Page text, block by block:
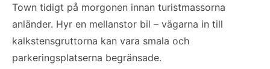
Town tidigt på morgonen innan turistmassorna
anländer. Hyr en mellanstor bil – vägarna in till
kalkstensgruttorna kan vara smala och
parkeringsplatserna begränsade.